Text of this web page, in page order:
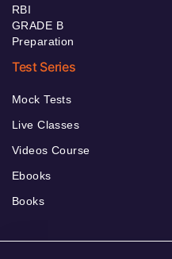
RBI
GRADE B
Preparation
Test Series
Mock Tests
Live Classes
Videos Course
Ebooks
Books